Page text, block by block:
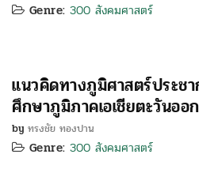
Genre: 300 สังคมศาสตร์
แนวคิดทางภูมิศาสตร์ประช
ศึกษาภูมิภาคเอเชียตะวันออ
by ทรงชัย ทองปาน
Genre: 300 สังคมศาสตร์